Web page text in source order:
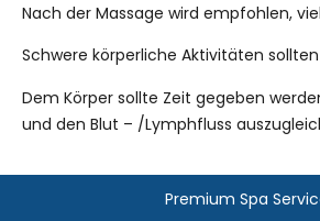
Nach der Massage wird empfohlen,
Schwere körperliche Aktivitäten
Dem Körper sollte Zeit gegeben
und den Blut – /Lymphfluss
Premium Spa